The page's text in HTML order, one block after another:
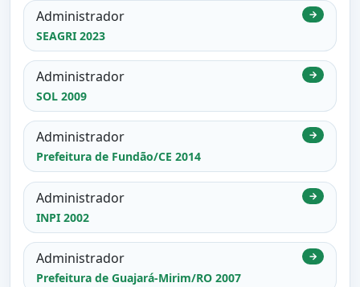
Administrador
SEAGRI 2023
→
Administrador
SOL 2009
→
Administrador
Prefeitura de Fundão/CE 2014
→
Administrador
INPI 2002
→
Administrador
Prefeitura de Guajará-Mirim/RO 2007
→